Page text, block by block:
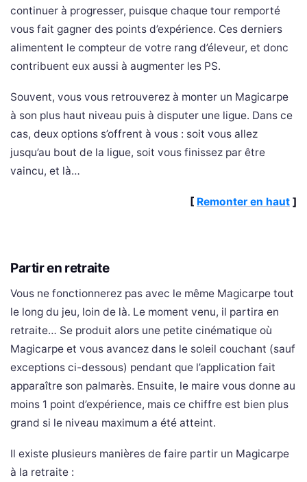
continuer à progresser, puisque chaque tour remporté
vous fait gagner des points d’expérience. Ces derniers
alimentent le compteur de votre rang d’éleveur, et donc
contribuent eux aussi à augmenter les PS.
Souvent, vous vous retrouverez à monter un Magicarpe
à son plus haut niveau puis à disputer une ligue. Dans ce
cas, deux options s’offrent à vous : soit vous allez
jusqu’au bout de la ligue, soit vous finissez par être
vaincu, et là…
[ Remonter en haut ]
Partir en retraite
Vous ne fonctionnerez pas avec le même Magicarpe tout
le long du jeu, loin de là. Le moment venu, il partira en
retraite… Se produit alors une petite cinématique où
Magicarpe et vous avancez dans le soleil couchant (sauf
exceptions ci-dessous) pendant que l’application fait
apparaître son palmarès. Ensuite, le maire vous donne au
moins 1 point d’expérience, mais ce chiffre est bien plus
grand si le niveau maximum a été atteint.
Il existe plusieurs manières de faire partir un Magicarpe
à la retraite :